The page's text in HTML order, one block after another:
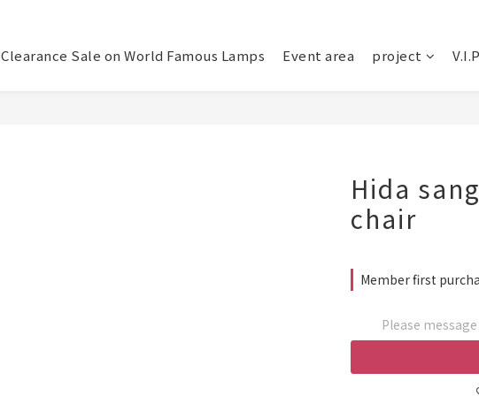
Clearance Sale on World Famous Lamps Event area project
Hida
chair
Member first
Please